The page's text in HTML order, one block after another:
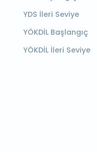
YDS İleri Seviye
YÖKDİL Başlangıç
YÖKDİL İleri Seviye